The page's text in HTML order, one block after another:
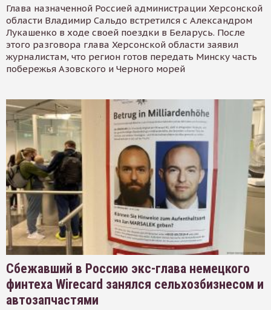
Глава назначенной Россией администрации Херсонской
области Владимир Сальдо встретился с Александром
Лукашенко в ходе своей поездки в Беларусь. После
этого разговора глава Херсонской области заявил
журналистам, что регион готов передать Минску часть
побережья Азовского и Черного морей
Сбежавший в Россию экс-глава немецкого
финтеха Wirecard занялся сельхозбизнесом и
автозапчастями